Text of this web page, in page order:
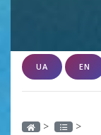
UA EN
> >